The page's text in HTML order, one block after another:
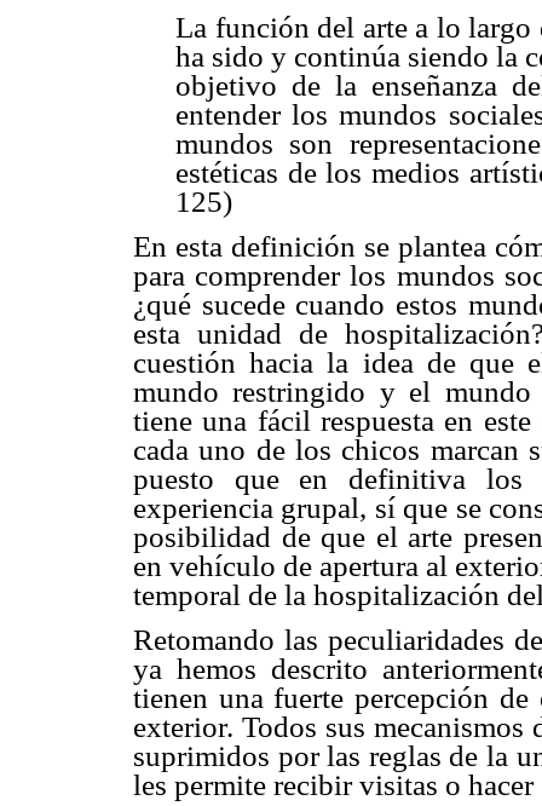
La función del arte a lo
ha sido y continúa siendo la
objetivo de la enseñanza
entender los mundos
mundos son
estéticas de los medios
125)
En esta definición se plantea
para comprender los mundos
¿qué sucede cuando estos
esta unidad de
cuestión hacia la idea de que
mundo restringido y el mundo
tiene una fácil respuesta en
cada uno de los chicos marcan
puesto que en definitiva los
experiencia grupal, sí que se
posibilidad de que el arte
en vehículo de apertura al
temporal de la hospitalización
Retomando las peculiaridades
ya hemos descrito
tienen una fuerte percepción
exterior. Todos sus
suprimidos por las reglas de la
les permite recibir visitas o hacer